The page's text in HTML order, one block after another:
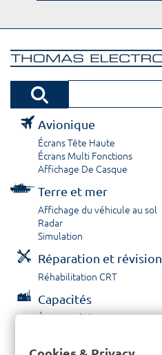
Avionique
Écrans Tête Haute
Écrans Multi Fonctions
Affichage De Casque
Terre et mer
Affichage du véhicule au sol
Radar
Simulation
Réparation et révision
Réhabilitation CRT
Capacités
À propos / Historique